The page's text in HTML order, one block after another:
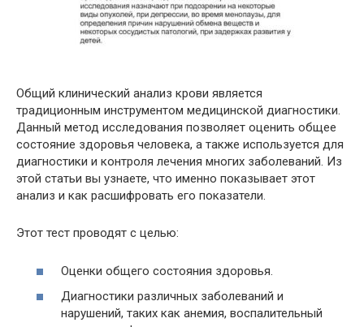
Общий клинический анализ крови является
традиционным инструментом медицинской диагностики.
Данный метод исследования позволяет оценить общее
состояние здоровья человека, а также используется для
диагностики и контроля лечения многих заболеваний. Из
этой статьи вы узнаете, что именно показывает этот
анализ и как расшифровать его показатели.
Этот тест проводят с целью:
Оценки общего состояния здоровья.
Диагностики различных заболеваний и
нарушений, таких как анемия, воспалительный